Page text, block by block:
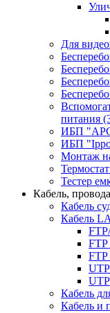
Для
питания
ИБП
ИБП
Монтаж
Тестер
Кабель,
Кабель
Кабель
FTP
Кабель
Кабель и